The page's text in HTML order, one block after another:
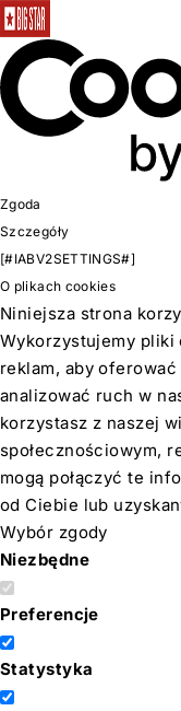
Zgoda
Szczegóły
[#IABV2SETTINGS#]
O plikach cookies
Niniejsza strona
Wykorzystujemy
reklam, aby
analizować ruch w
korzystasz z naszej
społecznościowym,
mogą połączyć te
od Ciebie lub
Wybór zgody
Niezbędne
Preferencje
Statystyka